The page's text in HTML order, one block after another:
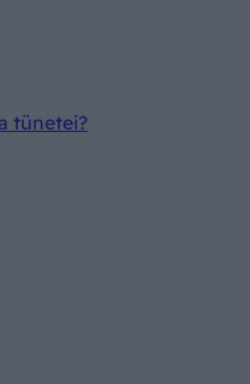
tünetei?